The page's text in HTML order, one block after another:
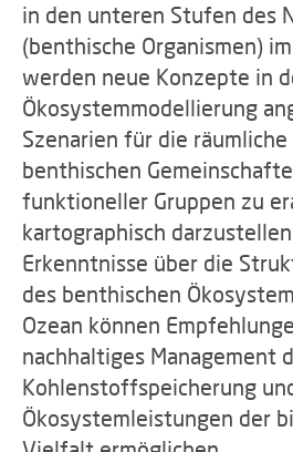
in den unteren Stufen des
(benthische Organismen)
werden neue Konzepte in
Ökosystemmodellierung
Szenarien für die
benthischen
funktioneller Gruppen zu
kartographisch
Erkenntnisse über die
des benthischen
Ozean können
nachhaltiges Management
Kohlenstoffspeicherung
Ökosystemleistungen der